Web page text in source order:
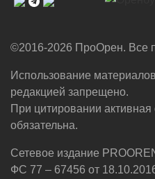
©2016-2026 ПроОрен. Все
Использование
редакцией запрещено.
При цитировании
обязательна.
Сетевое издание
ФС 77 – 67456 от